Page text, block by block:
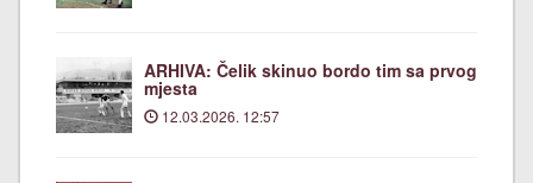
ARHIVA: Čelik skinuo bordo tim sa prvog
mjesta
12.03.2026. 12:57